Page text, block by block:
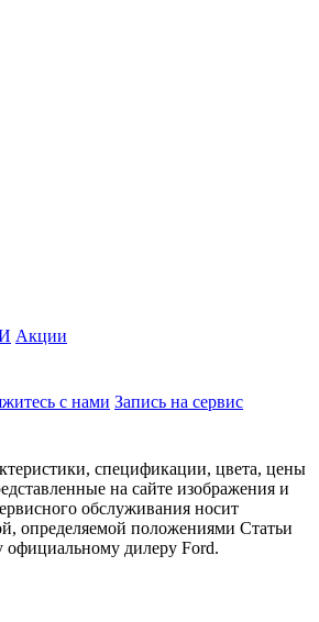
Акции
с нами Запись на сервис
спецификации, цвета, цены
на сайте изображения и
обслуживания носит
определяемой положениями Статьи
официальному дилеру Ford.